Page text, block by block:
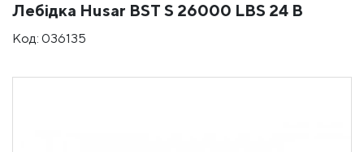
Лебідка Husar BST S 26000 LBS 24 В
Код: 036135